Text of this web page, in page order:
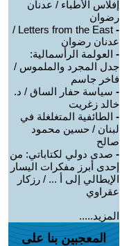
إفلاس الأطباء / عدنان
رضوان
-
Letters from the East /
عدنان رضوان
- العولمة الرأسمالية:
جدل المجرد والملموس /
فاخر جاسم
- سياسة حفار الساق / د.
خالد زغريت
- الطائفية المتغلغلة في
لبنان / حسين محمود
صالح
- صدى دولي لكتاباتي: من
إحدى أبرز مفكرات اليسار
الإيطالي إلى أ ... / رزكار
عقراوي
المزيد.....
المعجبين بنا على